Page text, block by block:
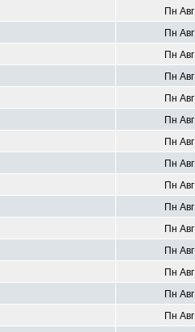
Пн
Пн
Пн
Пн
Пн
Пн
Пн
Пн
Пн
Пн
Пн
Пн
Пн
Пн
Пн